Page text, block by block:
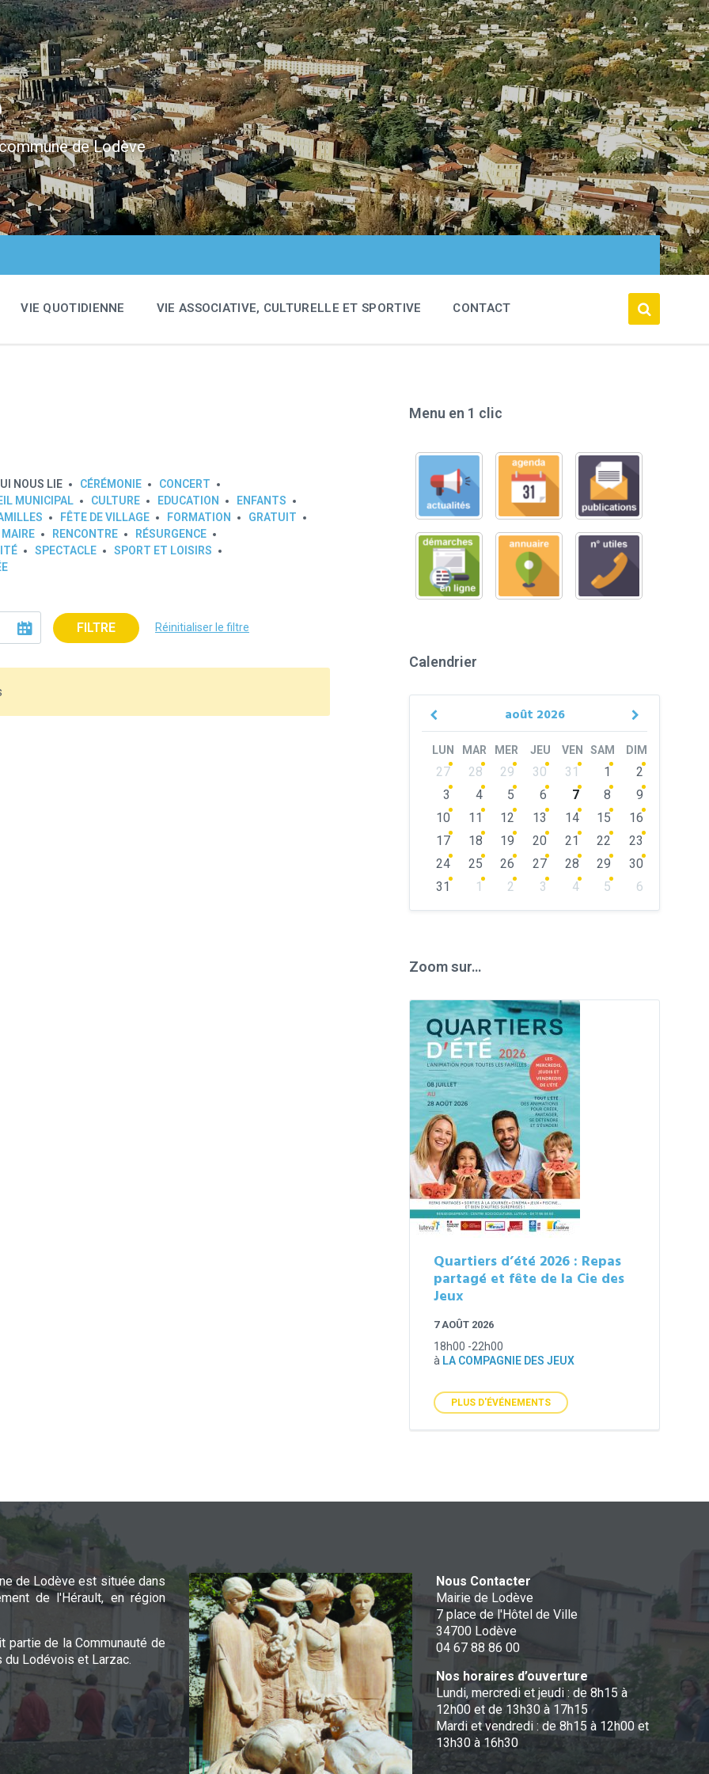
de Lodève
VIE QUOTIDIENNE VIE ASSOCIATIVE, CULTURELLE ET SPORTIVE CONTACT
NOUS LIE CÉRÉMONIE
CONCERT
MUNICIPAL CULTURE EDUCATION
ENFANTS
FÊTE DE VILLAGE FORMATION
GRATUIT
MAIRE RENCONTRE
RÉSURGENCE
SPECTACLE
SPORT ET LOISIRS
FILTRE Réinitialiser le filtre
Menu en 1 clic
Calendrier
août 2026
Previous
Next
LUN MAR MER JEU VEN SAM DIM
Skip
calendar
days
27 28 29 30 31 1
2
3
4 5 6 7 8
9
10
11 12 13 14 15
16
17
18 19 20 21 22
23
24
25 26 27 28 29
30
31
1 2 3 4 5
6
Zoom sur…
Quartiers d’été 2026 : Repas
partagé et fête de la Cie des
Jeux
7 AOÛT 2026
18h00 -22h00
à LA COMPAGNIE DES JEUX
PLUS D'ÉVÉNEMENTS
de Lodève est située dans
de l'Hérault, en région
partie de la Communauté de
du Lodévois et Larzac.
Nous Contacter
Mairie de Lodève
7 place de l'Hôtel de Ville
34700 Lodève
04 67 88 86 00
Nos horaires d’ouverture
Lundi, mercredi et jeudi : de 8h15 à
12h00 et de 13h30 à 17h15
Mardi et vendredi : de 8h15 à 12h00 et
13h30 à 16h30